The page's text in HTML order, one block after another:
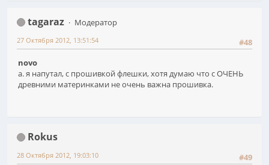
tagaraz
Модератор
#48
27 Октября 2012, 13:51:54
novo
а. я напутал, с прошивкой флешки, хотя думаю что с ОЧЕНЬ
древними материнками не очень важна прошивка.
Rokus
#49
28 Октября 2012, 19:03:10